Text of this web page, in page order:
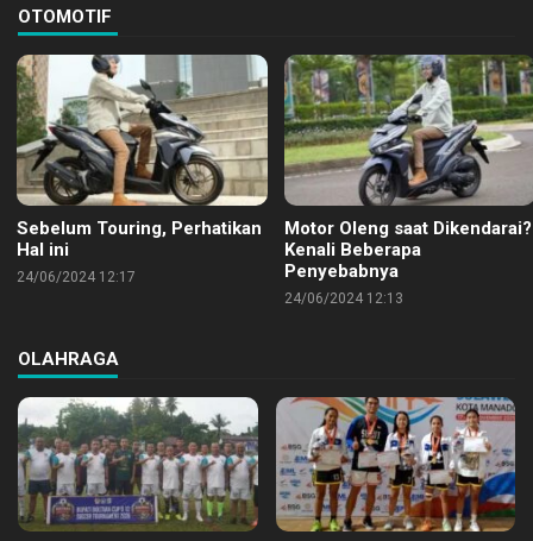
OTOMOTIF
Sebelum Touring, Perhatikan
Hal ini
24/06/2024 12:17
Motor Oleng saat Dikendarai?
Kenali Beberapa
Penyebabnya
24/06/2024 12:13
OLAHRAGA